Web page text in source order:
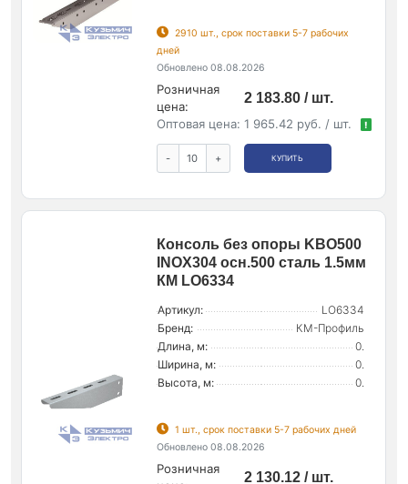
2910 шт., срок поставки 5-7 рабочих
дней
Обновлено 08.08.2026
Розничная
цена:
2 183.80 / шт.
Оптовая цена: 1 965.42 руб. / шт. !
- + КУПИТЬ
Консоль без опоры KBO500
INOX304 осн.500 сталь 1.5мм
КМ LO6334
Артикул:
LO6334
Бренд:
КМ-Профиль
Длина, м:
0.
Ширина, м:
0.
Высота, м:
0.
1 шт., срок поставки 5-7 рабочих дней
Обновлено 08.08.2026
Розничная
2 130.12 / шт.